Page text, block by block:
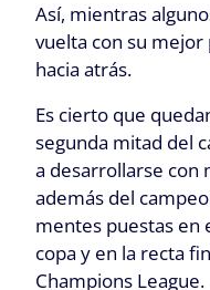
Así, mientras
vuelta con su mejor
hacia atrás.
Es cierto que
segunda mitad del
a desarrollarse
además del
mentes puestas en
copa y en la recta
Champions League.